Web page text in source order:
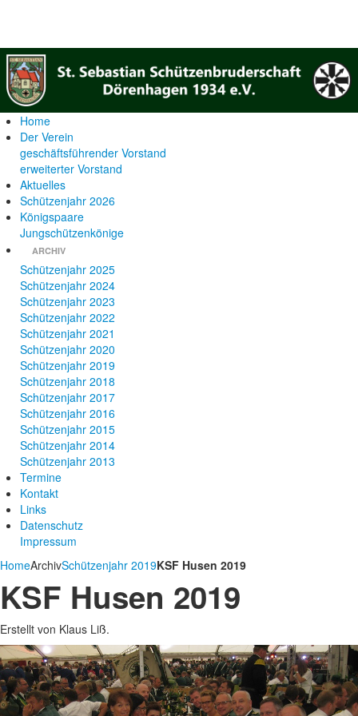
Home
Der Verein
geschäftsführender Vorstand
erweiterter Vorstand
Aktuelles
Schützenjahr 2026
Königspaare
Jungschützenkönige
ARCHIV
Schützenjahr 2025
Schützenjahr 2024
Schützenjahr 2023
Schützenjahr 2022
Schützenjahr 2021
Schützenjahr 2020
Schützenjahr 2019
Schützenjahr 2018
Schützenjahr 2017
Schützenjahr 2016
Schützenjahr 2015
Schützenjahr 2014
Schützenjahr 2013
Termine
Kontakt
Links
Datenschutz
Impressum
HomeArchivSchützenjahr 2019KSF Husen 2019
KSF Husen 2019
Erstellt von Klaus Liß.